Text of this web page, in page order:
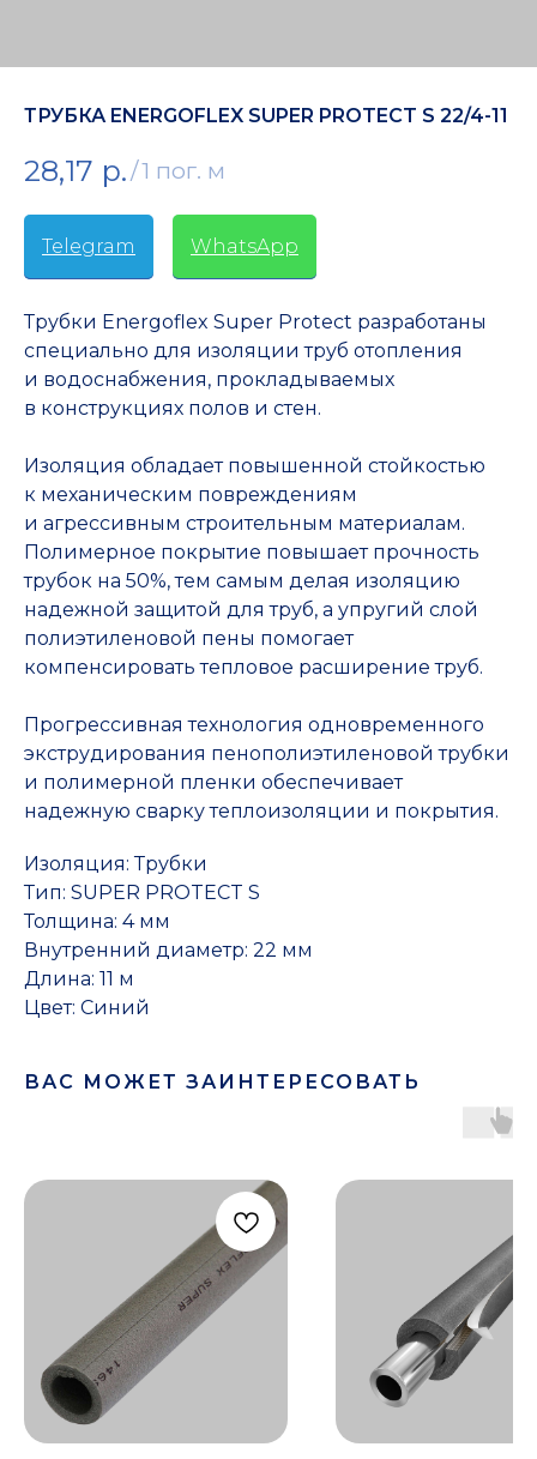
ТРУБКА ENERGOFLEX SUPER PROTECT S 22/4-11
28,17 р./1 пог. м
Telegram WhatsApp
Трубки Energoflex Super Protect разработаны
специально для изоляции труб отопления
и водоснабжения, прокладываемых
в конструкциях полов и стен.
Изоляция обладает повышенной стойкостью
к механическим повреждениям
и агрессивным строительным материалам.
Полимерное покрытие повышает прочность
трубок на 50%, тем самым делая изоляцию
надежной защитой для труб, а упругий слой
полиэтиленовой пены помогает
компенсировать тепловое расширение труб.
Прогрессивная технология одновременного
экструдирования пенополиэтиленовой трубки
и полимерной пленки обеспечивает
надежную сварку теплоизоляции и покрытия.
Изоляция: Трубки
Тип: SUPER PROTECT S
Толщина: 4 мм
Внутренний диаметр: 22 мм
Длина: 11 м
Цвет: Синий
ВАС МОЖЕТ ЗАИНТЕРЕСОВАТЬ